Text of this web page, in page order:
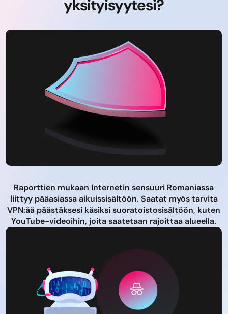
yksityisyytesi?
Raporttien mukaan Internetin sensuuri Romaniassa
liittyy pääasiassa aikuissisältöön. Saatat myös tarvita
VPN:ää päästäksesi käsiksi suoratoistosisältöön, kuten
YouTube-videoihin, joita saatetaan rajoittaa alueella.